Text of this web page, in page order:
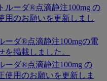
ルーダ®点滴静注100mg の
用のお願いを更新しまし
ーダ®点滴静注100mgの電
掲載しました。
ーダ®点滴静注100mg の
使用のお願いを更新しま